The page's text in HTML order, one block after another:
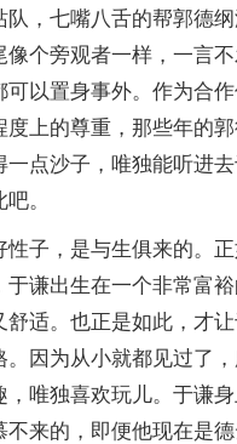
队，七嘴八舌的帮郭德
像个旁观者一样，一言
可以置身事外。作为合
上的尊重，那些年的郭
一点沙子，唯独能听进
。
性子，是与生俱来的。
于谦出生在一个非常富
舒适。也正是如此，才
。因为从小就都见过了
唯独喜欢玩儿。于谦身
不来的，即便他现在是